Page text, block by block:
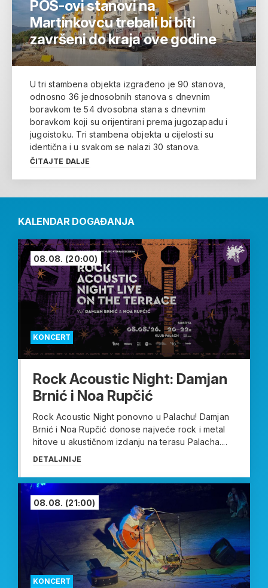
POS-ovi stanovi na
Martinkovcu trebali bi biti
završeni do kraja ove godine
U tri stambena objekta izgrađeno je 90 stanova,
odnosno 36 jednosobnih stanova s dnevnim
boravkom te 54 dvosobna stana s dnevnim
boravkom koji su orijentirani prema jugozapadu i
jugoistoku. Tri stambena objekta u cijelosti su
identična i u svakom se nalazi 30 stanova.
ČITAJTE DALJE
KALENDAR DOGAĐANJA
KONCERT
08.08. (20:00)
Rock Acoustic Night: Damjan
Brnić i Noa Rupčić
Rock Acoustic Night ponovno u Palachu! Damjan
Brnić i Noa Rupčić donose najveće rock i metal
hitove u akustičnom izdanju na terasu Palacha....
DETALJNIJE
KONCERT
08.08. (21:00)